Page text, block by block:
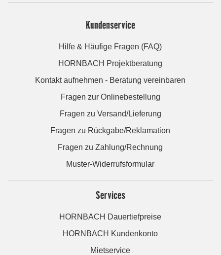
Kundenservice
Hilfe & Häufige Fragen (FAQ)
HORNBACH Projektberatung
Kontakt aufnehmen - Beratung vereinbaren
Fragen zur Onlinebestellung
Fragen zu Versand/Lieferung
Fragen zu Rückgabe/Reklamation
Fragen zu Zahlung/Rechnung
Muster-Widerrufsformular
Services
HORNBACH Dauertiefpreise
HORNBACH Kundenkonto
Mietservice